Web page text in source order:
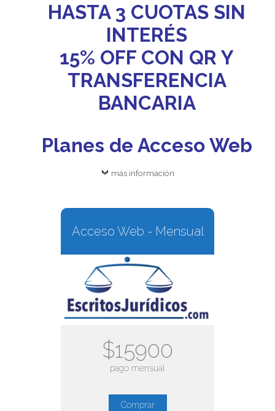
HASTA 3 CUOTAS SIN
INTERÉS
15% OFF CON QR Y
TRANSFERENCIA
BANCARIA
Planes de Acceso Web
más información
Acceso Web - Mensual
$15900
pago mensual
Comprar